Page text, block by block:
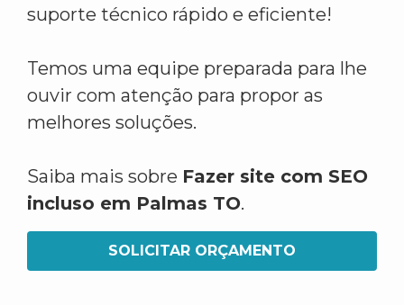
suporte técnico rápido e eficiente!
Temos uma equipe preparada para lhe
ouvir com atenção para propor as
melhores soluções.
Saiba mais sobre Fazer site com SEO
incluso em Palmas TO.
SOLICITAR ORÇAMENTO